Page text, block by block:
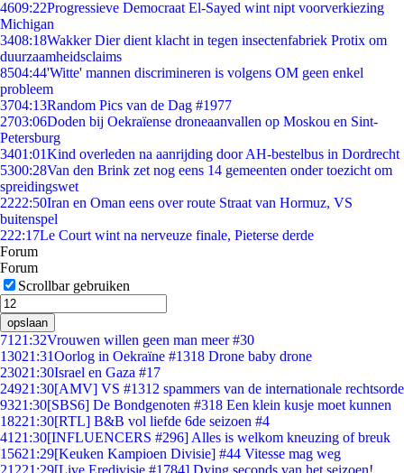
4609:22Progressieve Democraat El-Sayed wint nipt voorverkiezing
Michigan
3408:18Wakker Dier dient klacht in tegen insectenfabriek Protix om
duurzaamheidsclaims
8504:44'Witte' mannen discrimineren is volgens OM geen enkel
probleem
3704:13Random Pics van de Dag #1977
2703:06Doden bij Oekraïense droneaanvallen op Moskou en Sint-
Petersburg
3401:01Kind overleden na aanrijding door AH-bestelbus in Dordrecht
5300:28Van den Brink zet nog eens 14 gemeenten onder toezicht om
spreidingswet
2222:50Iran en Oman eens over route Straat van Hormuz, VS
buitenspel
222:17Le Court wint na nerveuze finale, Pieterse derde
Forum
Forum
Scrollbar gebruiken
opslaan
71 21:32Vrouwen willen geen man meer #30
13021:31Oorlog in Oekraïne #1318 Drone baby drone
23021:30Israel en Gaza #17
24921:30[AMV] VS #1312 spammers van de internationale rechtsorde
9321:30[SBS6] De Bondgenoten #318 Een klein kusje moet kunnen
18221:30[RTL] B&B vol liefde 6de seizoen #4
41 21:30[INFLUENCERS #296] Alles is welkom kneuzing of breuk
15621:29[Keuken Kampioen Divisie] #44 Vitesse mag weg
21221:29[Live Eredivisie #1784] Dying seconds van het seizoen!